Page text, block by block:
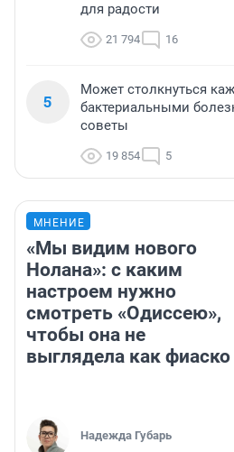
для радости
21 794 16
5
Может столкнуться
бактериальными
советы
19 854 5
МНЕНИЕ
«Мы видим нового
Нолана»: с каким
настроем нужно
смотреть «Одиссею»,
чтобы она не
выглядела как фиаско
Надежда Губарь